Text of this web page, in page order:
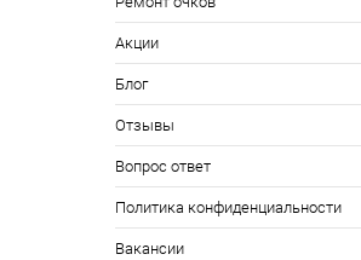
Акции
Блог
Отзывы
Вопрос ответ
Политика конфиденциальности
Вакансии